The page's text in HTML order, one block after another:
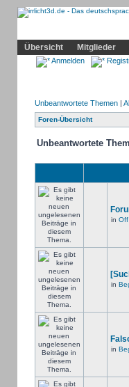
Übersicht
Mitglieder
Anmelden
Unbeantwortete Themen|
Foren-Übersicht
Unbeantwortete
in Off
in
in